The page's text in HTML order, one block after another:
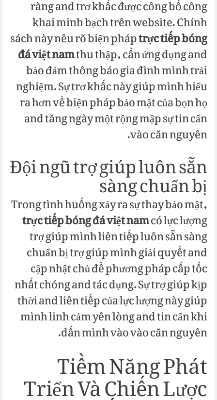
ràng and trơ khấc được công bố công
khai minh bạch trên website. Chính
sách này nêu rõ biện pháptrực tiếp bóng
đá việt namthu thập, cần ứng dụng and
bảo đảm thông báo gia đình mình trải
nghiệm. Sự trơ khấc này giúp mình hiểu
ra hơn về biện pháp bảo mật của bọn họ
and tăng ngày một rộng mập sự tin cẩn
vào căn nguyên.
Đội ngũ trợ giúp luôn sẵn
sàng chuẩn bị
Trong tình huống xảy ra sự thay bảo mật,
trực tiếp bóng đá việt namcó lực lượng
trợ giúp mình liên tiếp luôn sẵn sàng
chuẩn bị trợ giúp mình giải quyết and
cập nhật chủ đề phương pháp cấp tốc
nhất chóng and tác dụng. Sự trợ giúp kịp
thời and liên tiếp của lực lượng này giúp
mình linh cảm yên lòng and tin cẩn khi
dấn mình vào vào căn nguyên.
Tiềm Năng Phát